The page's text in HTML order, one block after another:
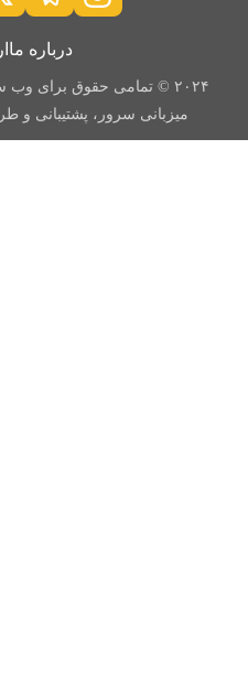
درباره ما
۲۰۲۴ © تمامی حقوق برای وب سایت مثبت خودرو محفوظ است.
میزبانی سرور، پشتیبانی